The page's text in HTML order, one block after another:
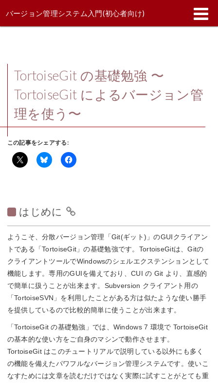
バージョン管理システム入門(初心者向け)
TortoiseGit の基礎勉強 〜
TortoiseGit によるバージョン管
理を使う〜
この記事をシェアする:
はじめに
ようこそ、分散バージョン管理「Git(ギット)」のGUIクライアン
トである「TortoiseGit」の基礎勉強です。TortoiseGitは、Gitの
クライアントツールでWindowsのシェルエクステンションとして
機能します。専用のGUIを備えており、CUI の Git より、直感的
で簡単に扱うことが出来ます。Subversion クライアント用の
「TortoiseSVN」を利用したことがある方は似たような使い勝手
を提供しているので比較的簡単に使うことが出来ます。
「TortoiseGit の基礎勉強」では、Windows 7 環境で TortoiseGit
の基本的な使い方をご自身のマシンで動作させます。
TortoiseGit はこのチュートリアルで説明している以外にも多く
の機能を備えたパワフルなバージョン管理システムです。使いこ
なすためには文章を読むだけではなく実際に試すことがとても重
COPY
COPY
COPY
COPY
COPY
COPY
COPY
COPY